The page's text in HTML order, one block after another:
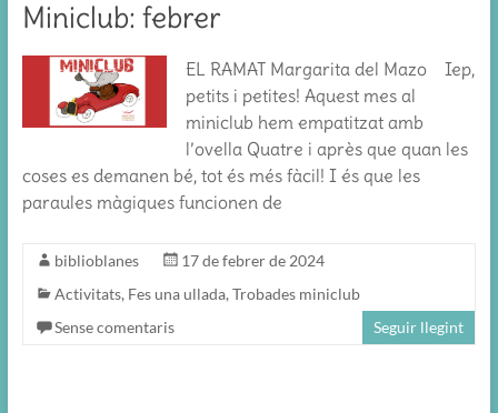
Miniclub: febrer
EL RAMAT Margarita del Mazo Iep,
petits i petites! Aquest mes al
miniclub hem empatitzat amb
l’ovella Quatre i après que quan les
coses es demanen bé, tot és més fàcil! I és que les
paraules màgiques funcionen de
biblioblanes
17 de febrer de 2024
Activitats, Fes una ullada, Trobades miniclub
Sense comentaris
Seguir llegint